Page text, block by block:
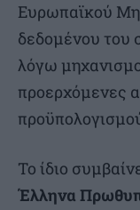
Ευρωπαϊκού
δεδομένου του
λόγω
προερχόμενες
Το ίδιο
Έλληνα